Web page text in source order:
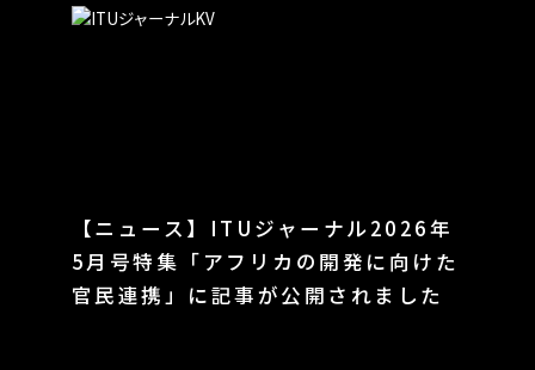
【ニュース】ITUジャーナル2026年
5月号特集「アフリカの開発に向けた
官民連携」に記事が公開されました